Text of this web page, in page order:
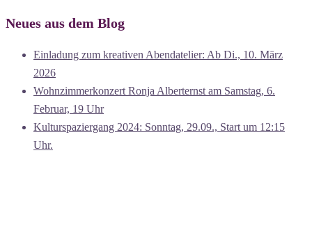
Neues aus dem Blog
Einladung zum kreativen Abendatelier: Ab Di., 10. März
2026
Wohnzimmerkonzert Ronja Alberternst am Samstag, 6.
Februar, 19 Uhr
Kulturspaziergang 2024: Sonntag, 29.09., Start um 12:15
Uhr.